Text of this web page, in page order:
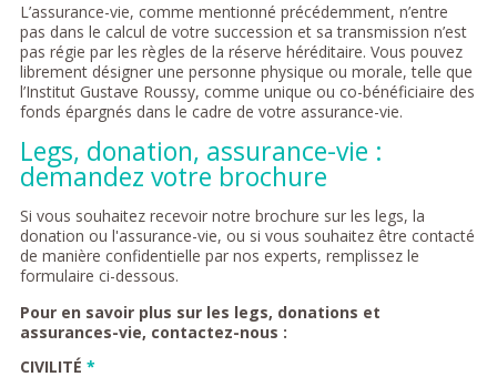
L’assurance-vie, comme mentionné précédemment, n’entre
pas dans le calcul de votre succession et sa transmission n’est
pas régie par les règles de la réserve héréditaire. Vous pouvez
librement désigner une personne physique ou morale, telle que
l’Institut Gustave Roussy, comme unique ou co-bénéficiaire des
fonds épargnés dans le cadre de votre assurance-vie.
Legs, donation, assurance-vie :
demandez votre brochure
Si vous souhaitez recevoir notre brochure sur les legs, la
donation ou l'assurance-vie, ou si vous souhaitez être contacté
de manière confidentielle par nos experts, remplissez le
formulaire ci-dessous.
Pour en savoir plus sur les legs, donations et
assurances-vie, contactez-nous :
CIVILITÉ *